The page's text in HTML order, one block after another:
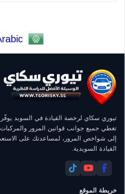
تيوري سكاي لرخصة القيادة في السويد
تغطي جميع جوانب قوانين المرور
إلى شواخص المرور، لمساعدتك على
القيادة السويدية.
خريطة الموقع